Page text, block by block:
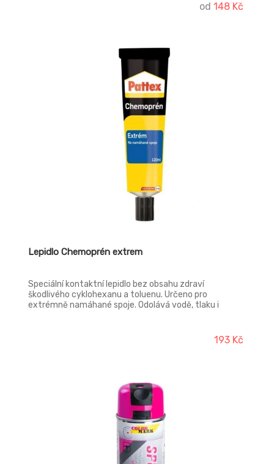
od 148 Kč
Lepidlo Chemoprén extrem
Speciální kontaktní lepidlo bez obsahu zdraví
škodlivého cyklohexanu a toluenu. Určeno pro
extrémně namáhané spoje. Odolává vodě, tlaku i
193 Kč